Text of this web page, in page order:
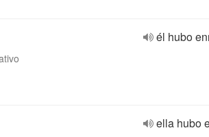
él hubo
ella hubo